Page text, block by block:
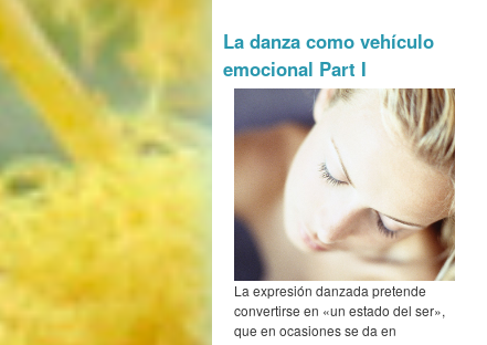
La danza como vehículo
emocional Part I
La expresión danzada pretende
convertirse en «un estado del ser»,
que en ocasiones se da en